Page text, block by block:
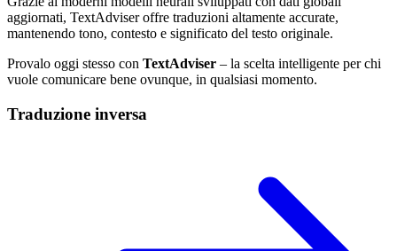
aggiornati, TextAdviser offre traduzioni altamente accurate,
mantenendo tono, contesto e significato del testo originale.
Provalo oggi stesso con TextAdviser – la scelta intelligente per chi
vuole comunicare bene ovunque, in qualsiasi momento.
Traduzione inversa